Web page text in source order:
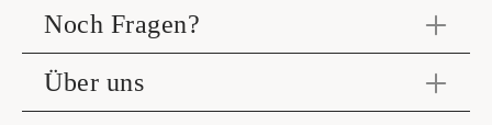
Noch Fragen?
Über uns